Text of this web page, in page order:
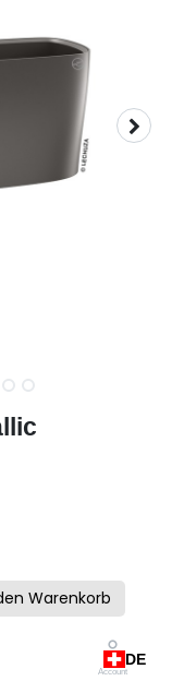
Warenkorb
Account
Schweiz
DE